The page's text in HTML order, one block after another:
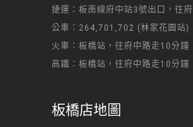
捷運：板南線府中站3號出口，往
公車：264,701,702 (林家花園站)
火車：板橋站，往府中路走10分鐘
高鐵：板橋站，往府中路走10分鐘
板橋店地圖